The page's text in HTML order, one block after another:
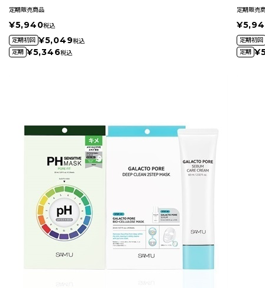
定期販売商品
¥5,940税込
定期初回 ¥5,049税込
定期 ¥5,346税込
定期販売
定期初回
定期